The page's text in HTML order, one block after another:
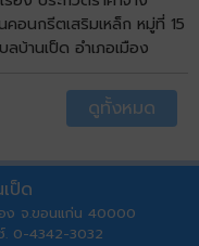
อนกรีตเสริมเหล็ก หมู่ที่ 15
บ้านเป็ด อำเภอเมือง
ดูทั้งหมด
ป็ด
อง จ.ขอนแก่น 40000
0-4342-3032